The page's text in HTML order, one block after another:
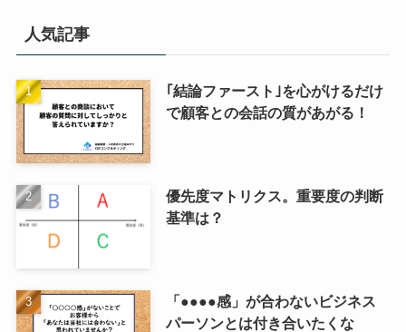
人気記事
｢結論ファースト｣を心がけるだけ
で顧客との会話の質があがる！
優先度マトリクス。重要度の判断
基準は？
「●●●●感」が合わないビジネス
パーソンとは付き合いたくな